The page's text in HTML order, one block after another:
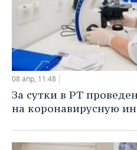
08 апр, 11:48
За сутки в РТ
на коронавирусную